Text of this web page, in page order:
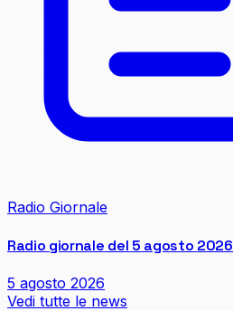
Radio Giornale
Radio giornale del 5 agosto
5 agosto 2026
Vedi tutte le news